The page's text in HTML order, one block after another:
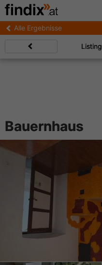
Alle Ergebnisse
Listing
Bauernhaus